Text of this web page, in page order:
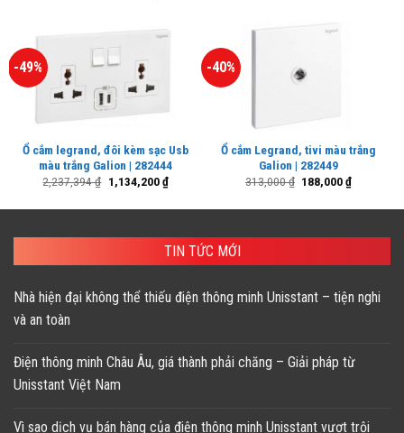
-49%
Ổ cắm legrand, đôi kèm sạc Usb
màu trắng Galion | 282444
2,237,394₫ Giá
gốc
1,134,200₫Giá
hiện
-40%
Ổ cắm Legrand, tivi màu trắng
Galion | 282449
313,000₫ Giá
188,000₫Giá
TIN TỨC MỚI
Nhà hiện đại không thể thiếu điện thông minh Unisstant – tiện nghi
và an toàn
Điện thông minh Châu Âu, giá thành phải chăng – Giải pháp từ
Unisstant Việt Nam
Vì sao dịch vụ bán hàng của điện thông minh Unisstant vượt trội